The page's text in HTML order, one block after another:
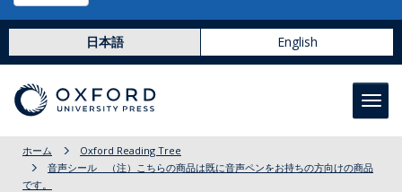
日本語 English
ホーム
Oxford Reading Tree
音声シール （注）こちらの商品は既に音声ペンをお持ちの方向けの商品
です。